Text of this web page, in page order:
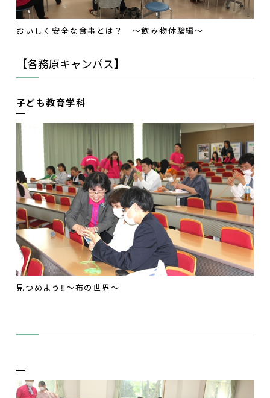
おいしく安全な食事とは？ ～飲み物体験編～
【各務原キャンパス】
子ども教育学科
見つめよう‼～布の世界～